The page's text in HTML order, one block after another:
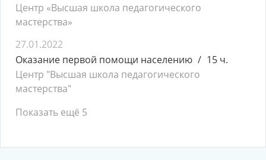
Центр «Высшая школа педагогического
мастерства»
27.01.2022
Оказание первой помощи населению
15 ч.
Центр "Высшая школа педагогического
мастерства"
Показать ещё 5